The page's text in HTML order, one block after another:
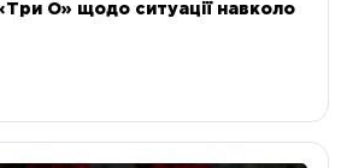
«Три О» щодо ситуації навколо